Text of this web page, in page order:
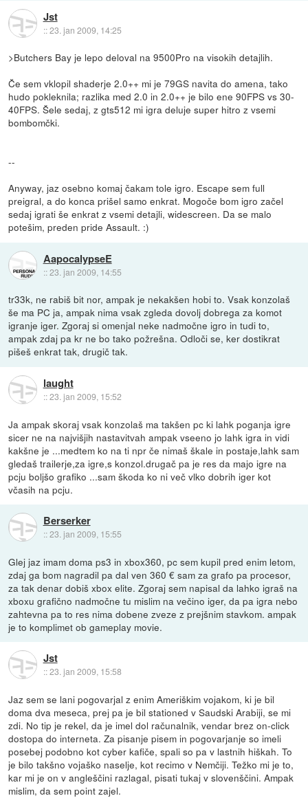
Jst
::23. jan 2009, 14:25
>Butchers Bay je lepo deloval na 9500Pro na visokih detajlih.
Če sem vklopil shaderje 2.0++ mi je 79GS navita do amena, tako
hudo pokleknila; razlika med 2.0 in 2.0++ je bilo ene 90FPS vs 30-
40FPS. Šele sedaj, z gts512 mi igra deluje super hitro z vsemi
bombomčki.
--
Anyway, jaz osebno komaj čakam tole igro. Escape sem full
preigral, a do konca prišel samo enkrat. Mogoče bom igro začel
sedaj igrati še enkrat z vsemi detajli, widescreen. Da se malo
potešim, preden pride Assault. :)
AapocalypseE
::23. jan 2009, 14:55
tr33k, ne rabiš bit nor, ampak je nekakšen hobi to. Vsak konzolaš
še ma PC ja, ampak nima vsak zgleda dovolj dobrega za komot
igranje iger. Zgoraj si omenjal neke nadmočne igro in tudi to,
ampak zdaj pa kr ne bo tako požrešna. Odloči se, ker dostikrat
pišeš enkrat tak, drugič tak.
laught
::23. jan 2009, 15:52
Ja ampak skoraj vsak konzolaš ma takšen pc ki lahk poganja igre
sicer ne na najvišjih nastavitvah ampak vseeno jo lahk igra in vidi
kakšne je ...medtem ko na ti npr če nimaš škale in postaje,lahk sam
gledaš trailerje,za igre,s konzol.drugač pa je res da majo igre na
pcju boljšo grafiko ...sam škoda ko ni več vlko dobrih iger kot
včasih na pcju.
Berserker
::23. jan 2009, 15:55
Glej jaz imam doma ps3 in xbox360, pc sem kupil pred enim letom,
zdaj ga bom nagradil pa dal ven 360 € sam za grafo pa procesor,
za tak denar dobiš xbox elite. Zgoraj sem napisal da lahko igraš na
xboxu grafično nadmočne tu mislim na večino iger, da pa igra nebo
zahtevna pa to res nima dobene zveze z prejšnim stavkom. ampak
je to komplimet ob gameplay movie.
Jst
::23. jan 2009, 15:58
Jaz sem se lani pogovarjal z enim Ameriškim vojakom, ki je bil
doma dva meseca, prej pa je bil stationed v Saudski Arabiji, se mi
zdi. No tip je rekel, da je imel dol računalnik, vendar brez on-click
dostopa do interneta. Za pisanje pisem in pogovarjanje so imeli
posebej podobno kot cyber kafiče, spali so pa v lastnih hiškah. To
je bilo takšno vojaško naselje, kot recimo v Nemčiji. Težko mi je to,
kar mi je on v angleščini razlagal, pisati tukaj v slovenščini. Ampak
mislim, da sem point zajel.